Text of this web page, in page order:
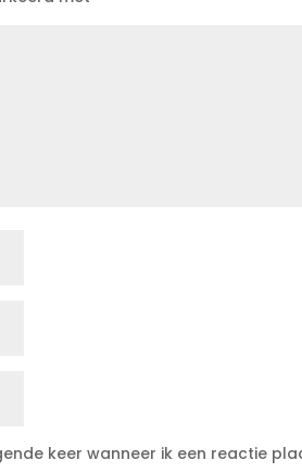
keer wanneer ik een reactie